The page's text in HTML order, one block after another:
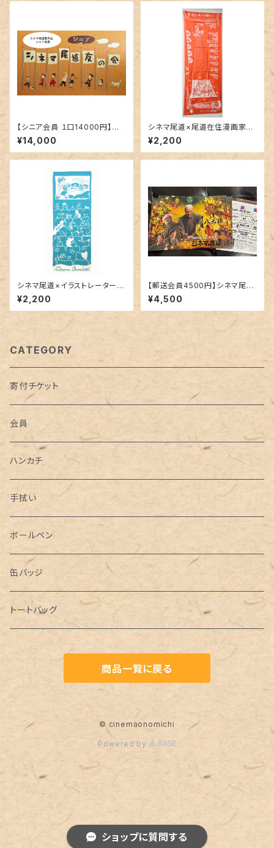
ショップに質問する
【シニア会員 １口14000円】シ
ネマ尾道友の会2026
¥14,000
シネマ尾道×尾道在住漫画家・
つるけんたろう オリジナル手
ぬぐい
¥2,200
シネマ尾道×イラストレーター・
ハラルミ オリジナル手ぬぐい
¥2,200
【郵送会員4500円】シネマ尾道
友の会2026
¥4,500
CATEGORY
寄付チケット
会員
ハンカチ
手拭い
ボールペン
缶バッジ
トートバッグ
商品一覧に戻る
© cinemaonomichi
Powered by